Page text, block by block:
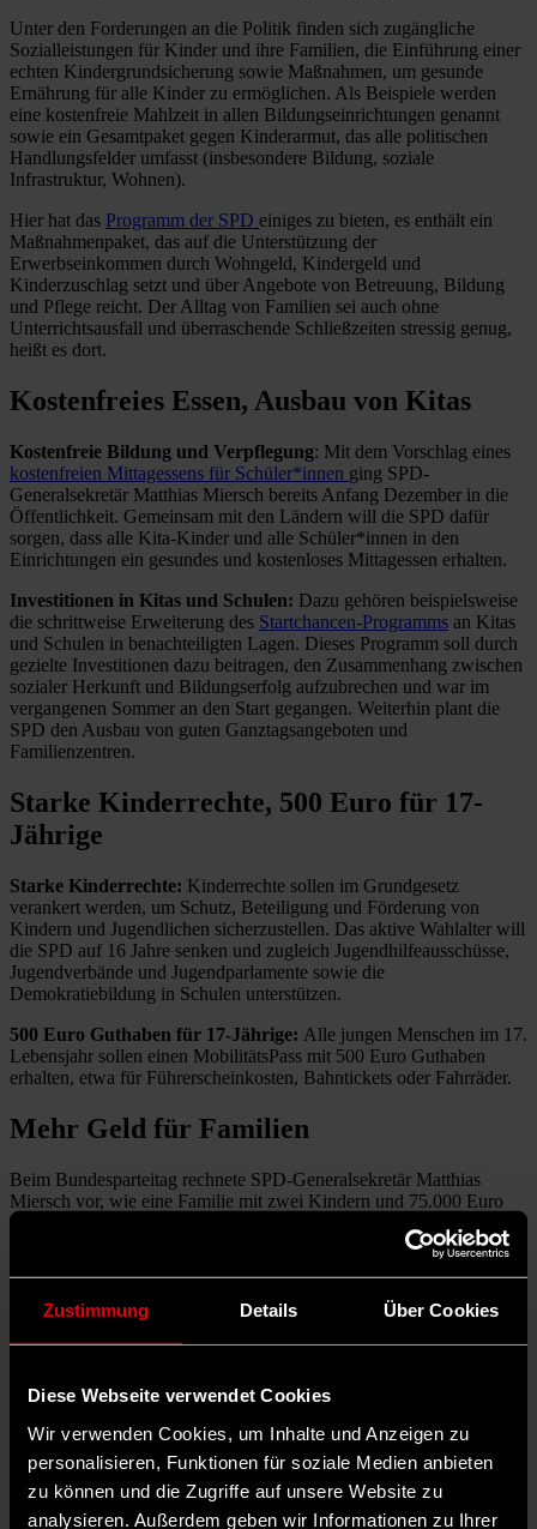
Zustimmung Details Über Cookies
Diese Webseite verwendet Cookies
Wir verwenden Cookies, um Inhalte und Anzeigen zu
personalisieren, Funktionen für soziale Medien anbieten
zu können und die Zugriffe auf unsere Website zu
analysieren. Außerdem geben wir Informationen zu Ihrer
Unter den Forderungen an die Politik finden sich zugängliche
Sozialleistungen für Kinder und ihre Familien, die Einführung einer
echten Kindergrundsicherung sowie Maßnahmen, um gesunde
Ernährung für alle Kinder zu ermöglichen. Als Beispiele werden
eine kostenfreie Mahlzeit in allen Bildungseinrichtungen genannt
sowie ein Gesamtpaket gegen Kinderarmut, das alle politischen
Handlungsfelder umfasst (insbesondere Bildung, soziale
Infrastruktur, Wohnen).
Hier hat das Programm der SPD einiges zu bieten, es enthält ein
Maßnahmenpaket, das auf die Unterstützung der
Erwerbseinkommen durch Wohngeld, Kindergeld und
Kinderzuschlag setzt und über Angebote von Betreuung, Bildung
und Pflege reicht. Der Alltag von Familien sei auch ohne
Unterrichtsausfall und überraschende Schließzeiten stressig genug,
heißt es dort.
Kostenfreies Essen, Ausbau von Kitas
Kostenfreie Bildung und Verpflegung: Mit dem Vorschlag eines
kostenfreien Mittagessens für Schüler*innen ging SPD-
Generalsekretär Matthias Miersch bereits Anfang Dezember in die
Öffentlichkeit. Gemeinsam mit den Ländern will die SPD dafür
sorgen, dass alle Kita-Kinder und alle Schüler*innen in den
Einrichtungen ein gesundes und kostenloses Mittagessen erhalten.
Investitionen in Kitas und Schulen: Dazu gehören beispielsweise
die schrittweise Erweiterung des Startchancen-Programms an Kitas
und Schulen in benachteiligten Lagen. Dieses Programm soll durch
gezielte Investitionen dazu beitragen, den Zusammenhang zwischen
sozialer Herkunft und Bildungserfolg aufzubrechen und war im
vergangenen Sommer an den Start gegangen. Weiterhin plant die
SPD den Ausbau von guten Ganztagsangeboten und
Familienzentren.
Starke Kinderrechte, 500 Euro für 17-
Jährige
Starke Kinderrechte: Kinderrechte sollen im Grundgesetz
verankert werden, um Schutz, Beteiligung und Förderung von
Kindern und Jugendlichen sicherzustellen. Das aktive Wahlalter will
die SPD auf 16 Jahre senken und zugleich Jugendhilfeausschüsse,
Jugendverbände und Jugendparlamente sowie die
Demokratiebildung in Schulen unterstützen.
500 Euro Guthaben für 17-Jährige: Alle jungen Menschen im 17.
Lebensjahr sollen einen MobilitätsPass mit 500 Euro Guthaben
erhalten, etwa für Führerscheinkosten, Bahntickets oder Fahrräder.
Mehr Geld für Familien
Beim Bundesparteitag rechnete SPD-Generalsekretär Matthias
Miersch vor, wie eine Familie mit zwei Kindern und 75.000 Euro
Bruttoeinkommen durch Steuerentlastung, kostenfreiem Mittagessen
und Senkung der Mehrwertsteuer künftig entlastet wird. Unterm